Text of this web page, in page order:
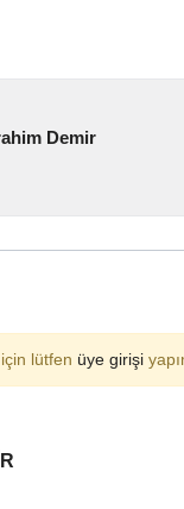
Demir
lütfen üye girişi